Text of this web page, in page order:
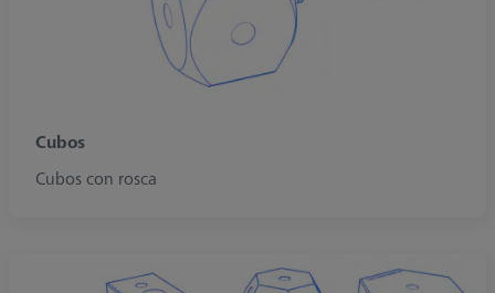
Cubos
Cubos con rosca